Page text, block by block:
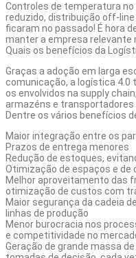
Controles de temperatura
reduzido, distribuição off-
ficaram no passado! É hora
manter a empresa relevante
Quais os benefícios da
Graças a adoção em larga
comunicação, a logística
os envolvidos na supply
armazéns e transportadores
Dentre os vários benefícios
Maior integração entre os
Prazos de entrega menores
Redução de estoques,
Otimização de espaços e
Melhor aproveitamento das
otimização de custos com
Maior segurança da cadeia
linhas de produção
Menor burocracia nos
e competitividade no
Geração de grande massa